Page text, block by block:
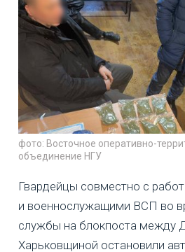
фото: Восточное оперативно-
объединение НГУ
Гвардейцы совместно с
и военнослужащими ВСП во
службы на блокпоста между
Харьковщиной остановили